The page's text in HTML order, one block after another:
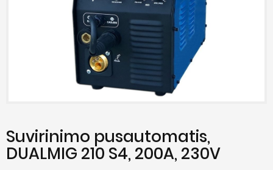
Suvirinimo pusautomatis,
DUALMIG 210 S4, 200A, 230V